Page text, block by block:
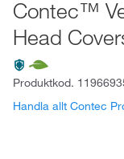
Contec™
Head
Produktkod.
Handla allt Contec